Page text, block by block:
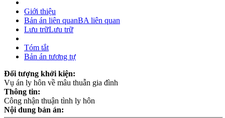
Giới thiệu
Bản án liên quanBA liên quan
Lưu trữLưu trữ
Tóm tắt
Bản án tương tự
Đối tượng khởi kiện:
Vụ án ly hôn về mâu thuẫn gia đình
Thông tin:
Công nhận thuận tình ly hôn
Nội dung bản án: